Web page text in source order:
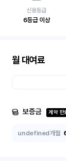
신용등급
6등급 이상
월 대여료
보증금 계약 만
undefined개월